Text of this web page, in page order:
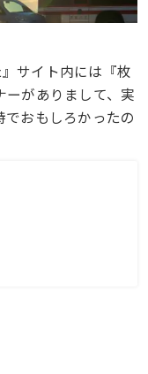
サイト内には『枚
がありまして、実
おもしろかったの